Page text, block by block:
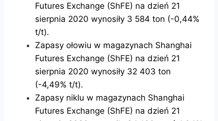
Futures Exchange (ShFE) na dzień 21
sierpnia 2020 wynosiły 3 584 ton (-0,44%
t/t).
Zapasy ołowiu w magazynach Shanghai
Futures Exchange (ShFE) na dzień 21
sierpnia 2020 wynosiły 32 403 ton
(-4,49% t/t).
Zapasy niklu w magazynach Shanghai
Futures Exchange (ShFE) na dzień 21